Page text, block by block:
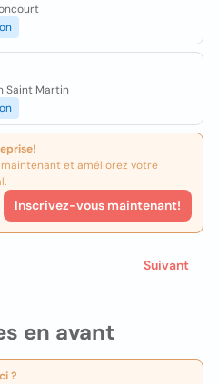
en avant
?
Saint Martin
et améliorez votre
Inscrivez-vous maintenant!
Suivant